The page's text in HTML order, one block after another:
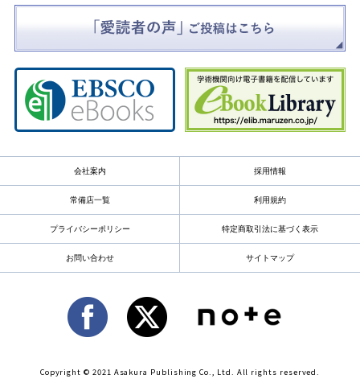
会社案内 採用情報
常備店一覧 利用規約
プライバシーポリシー 特定商取引法に基づく表示
お問い合わせ サイトマップ
Copyright © 2021 Asakura Publishing Co., Ltd. All rights reserved.